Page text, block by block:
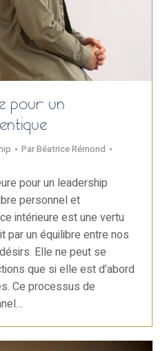
pour un
ParBéatrice Rémond
pour un leadership
personnel et
intérieure est une vertu
par un équilibre entre nos
Elle ne peut se
que si elle est d’abord
Ce processus de